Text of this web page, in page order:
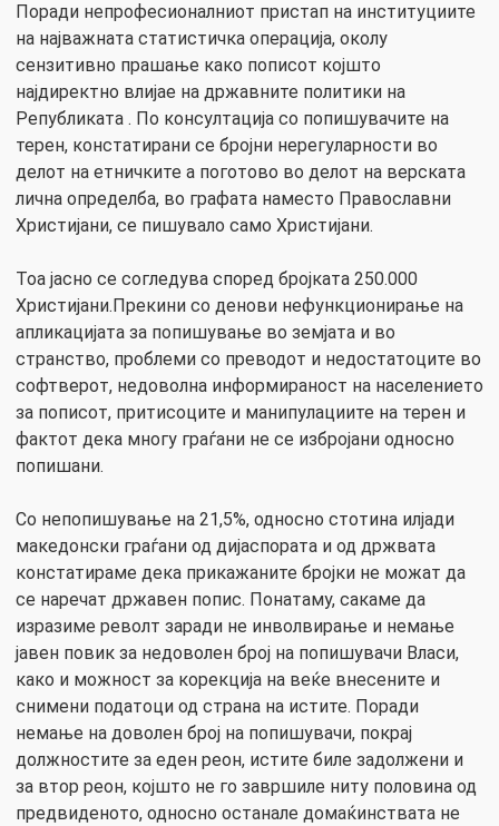
Поради непрофесионалниот пристап на институциите
на најважната статистичка операција, околу
сензитивно прашање како пописот којшто
најдиректно влијае на државните политики на
Републиката . По консултација со попишувачите на
терен, констатирани се бројни нерегуларности во
делот на етничките а поготово во делот на верската
лична определба, во графата наместо Православни
Христијани, се пишувало само Христијани.
Тоа јасно се согледува според бројката 250.000
Христијани.Прекини со денови нефункционирање на
апликацијата за попишување во земјата и во
странство, проблеми со преводот и недостатоците во
софтверот, недоволна информираност на населението
за пописот, притисоците и манипулациите на терен и
фактот дека многу граѓани не се избројани односно
попишани.
Со непопишување на 21,5%, односно стотина илјади
македонски граѓани од дијаспората и од држвата
констатираме дека прикажаните бројки не можат да
се наречат државен попис. Понатаму, сакаме да
изразиме револт заради не инволвирање и немање
јавен повик за недоволен број на попишувачи Власи,
како и можност за корекција на веќе внесените и
снимени податоци од страна на истите. Поради
немање на доволен број на попишувачи, покрај
должностите за еден реон, истите биле задолжени и
за втор реон, којшто не го завршиле ниту половина од
предвиденото, односно останале домаќинствата не